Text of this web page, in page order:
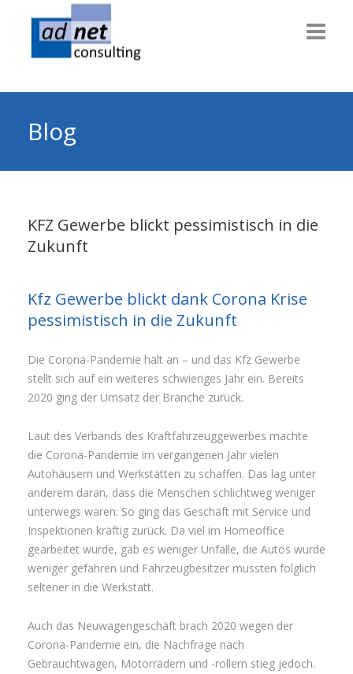
Dienstleiter
Info & News
Über uns
Blog
KFZ Gewerbe blickt pessimistisch in die
Zukunft
Kfz Gewerbe blickt dank Corona Krise
pessimistisch in die Zukunft
Die Corona-Pandemie hält an – und das Kfz Gewerbe
stellt sich auf ein weiteres schwieriges Jahr ein. Bereits
2020 ging der Umsatz der Branche zurück.
Laut des Verbands des Kraftfahrzeuggewerbes machte
die Corona-Pandemie im vergangenen Jahr vielen
Autohäusern und Werkstätten zu schaffen. Das lag unter
anderem daran, dass die Menschen schlichtweg weniger
unterwegs waren: So ging das Geschäft mit Service und
Inspektionen kräftig zurück. Da viel im Homeoffice
gearbeitet wurde, gab es weniger Unfälle, die Autos wurde
weniger gefahren und Fahrzeugbesitzer mussten folglich
seltener in die Werkstatt.
Auch das Neuwagengeschäft brach 2020 wegen der
Corona-Pandemie ein, die Nachfrage nach
Gebrauchtwagen, Motorrädern und -rollern stieg jedoch.